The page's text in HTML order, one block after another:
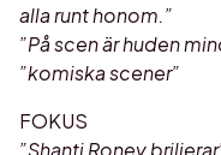
alla runt honom.”
”På scen är huden
”komiska scener”
FOKUS
”Shanti Roney